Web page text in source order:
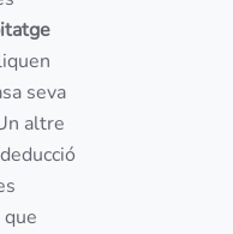
seva
altre